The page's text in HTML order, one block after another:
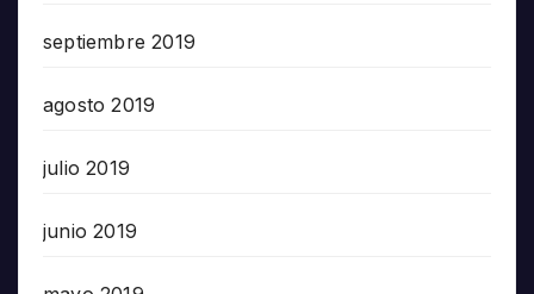
septiembre 2019
agosto 2019
julio 2019
junio 2019